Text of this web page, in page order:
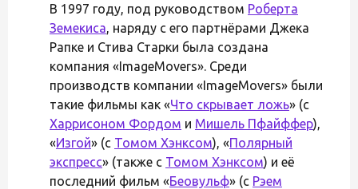
В 1997 году, под руководством Роберта
Земекиса, наряду с его партнёрами Джека
Рапке и Стива Старки была создана
компания «ImageMovers». Среди
производств компании «ImageMovers» были
такие фильмы как «Что скрывает ложь» (с
Харрисоном Фордом и Мишель Пфайффер),
«Изгой» (с Томом Хэнксом), «Полярный
экспресс» (также с Томом Хэнксом) и её
последний фильм «Беовульф» (с Рэем